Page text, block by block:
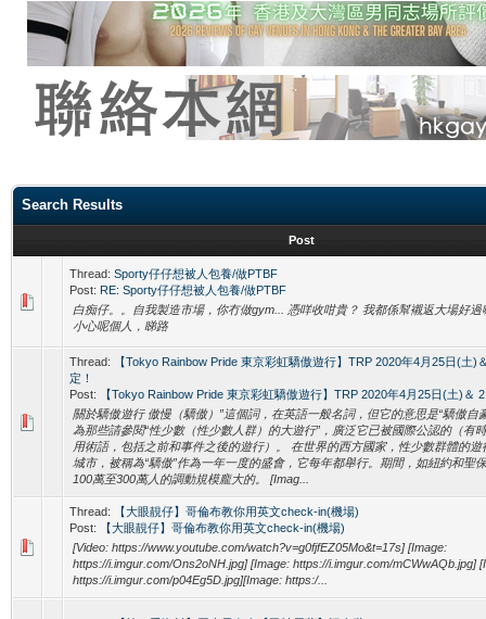
Search Results
Post
Thread: Sporty仔仔想被人包養/做PTBF
Post: RE: Sporty仔仔想被人包養/做PTBF
白痴仔。。自我製造市場，你冇做gym... 憑咩收咁貴？ 我都係幫襯返大場好過
小心呢個人，睇路
Thread:
【Tokyo Rainbow Pride 東京彩虹驕傲遊行】TRP 2020年4月25日(土)
定！
Post:
【Tokyo Rainbow Pride 東京彩虹驕傲遊行】TRP 2020年4月25日(土)＆
關於驕傲遊行 傲慢（驕傲）”這個詞，在英語一般名詞，但它的意思是“驕傲自
為那些請參閱“性少數（性少數人群）的大遊行”，廣泛它已被國際公認的（有
用術語，包括之前和事件之後的遊行）。 在世界的西方國家，性少數群體的遊
城市，被稱為“驕傲”作為一年一度的盛會，它每年都舉行。期間，如紐約和聖
100萬至300萬人的調動規模龐大的。 [Imag...
Thread:
【大眼靚仔】哥倫布教你用英文check-in(機場)
Post:
【大眼靚仔】哥倫布教你用英文check-in(機場)
[Video: https://www.youtube.com/watch?v=g0fjfEZ05Mo&t=17s] [Image:
https://i.imgur.com/Ons2oNH.jpg] [Image: https://i.imgur.com/mCWwAQb.jpg]
https://i.imgur.com/p04Eg5D.jpg][Image: https:/...